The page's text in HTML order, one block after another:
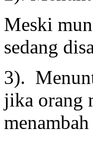
Meski
sedang
3).
jika orang